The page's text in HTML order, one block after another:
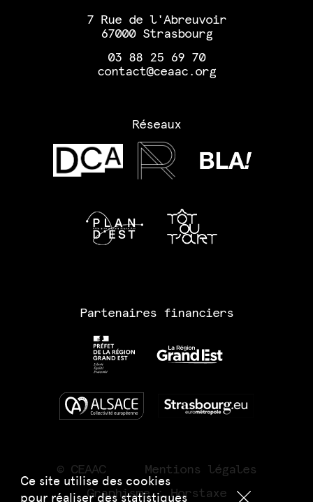
Ce site utilise des cookies
pour réaliser des statistiques
7 Rue de l'Abreuvoir
67000 Strasbourg
03 88 25 69 70
contact@ceaac.org
Réseaux
Partenaires financiers
© CEAAC
Mentions légales
Graphisme : Horstaxe